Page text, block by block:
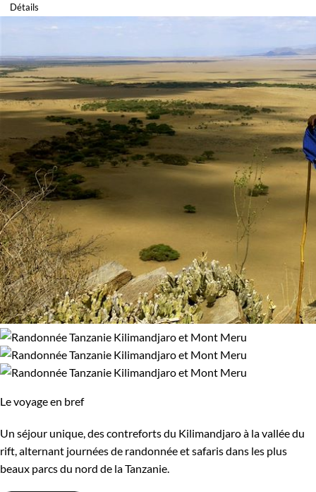
Détails
Le voyage en bref
Un séjour unique, des contreforts du Kilimandjaro à la vallée du
rift, alternant journées de randonnée et safaris dans les plus
beaux parcs du nord de la Tanzanie.